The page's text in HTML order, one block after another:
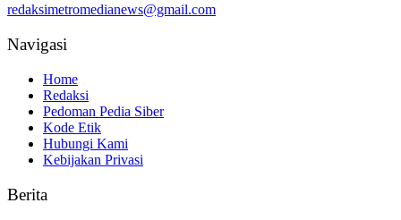
redaksimetromedianews@gmail.com
Navigasi
Home
Redaksi
Pedoman Pedia Siber
Kode Etik
Hubungi Kami
Kebijakan Privasi
Berita